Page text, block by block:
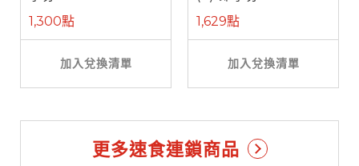
1,300點
加入兌換清單
1,629點
加入兌換清單
更多速食連鎖商品